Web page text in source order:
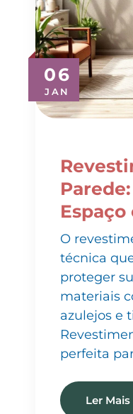
06
JAN
O
técnica
proteger
materiais
azulejos e
perfeita
Ler Mais